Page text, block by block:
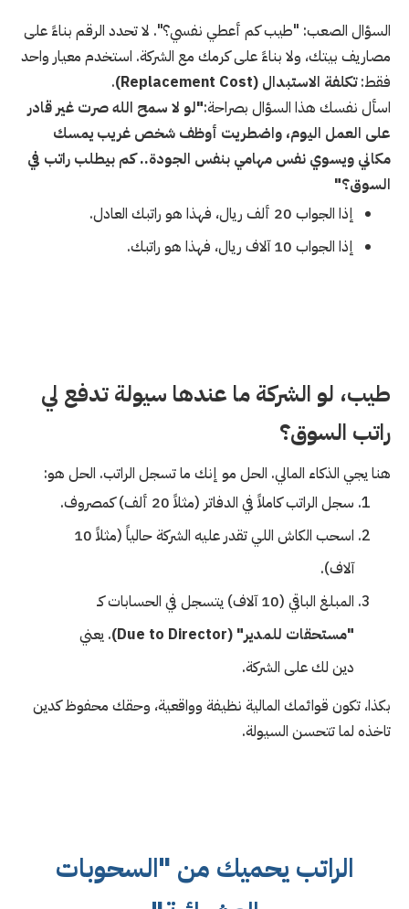
السؤال الصعب: "طيب كم أعطي نفسي؟". لا تحدد الرقم بناءً على
مصاريف بيتك، ولا بناءً على كرمك مع الشركة. استخدم معيار واحد
فقط:تكلفة الاستبدال (Replacement Cost)
.
اسأل نفسك هذا السؤال بصراحة:"لو لا سمح الله صرت غير قادر
على العمل اليوم، واضطريت أوظف شخص غريب يمسك
مكاني ويسوي نفس مهامي بنفس الجودة.. كم بيطلب راتب في
السوق؟"
إذا الجواب 20 ألف ريال، فهذا هو راتبك العادل.
إذا الجواب 10 آلاف ريال، فهذا هو راتبك.
طيب، لو الشركة ما عندها سيولة تدفع لي
راتب السوق؟
هنا يجي الذكاء المالي. الحل مو إنك ما تسجل الراتب. الحل هو:
سجل الراتب كاملاً في الدفاتر (مثلاً 20 ألف) كمصروف.
اسحب الكاش اللي تقدر عليه الشركة حالياً (مثلاً 10
آلاف).
المبلغ الباقي (10 آلاف) يتسجل في الحسابات كـ
"مستحقات للمدير" (Due to Director)
. يعني
دين لك على الشركة.
بكذا، تكون قوائمك المالية نظيفة وواقعية، وحقك محفوظ كدين
تاخذه لما تتحسن السيولة.
الراتب يحميك من "السحوبات